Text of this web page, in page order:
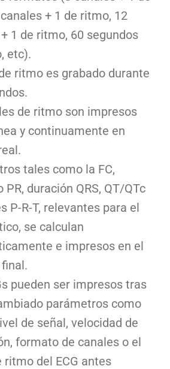
+ 1 de ritmo, 12
1 de ritmo, 60 segundos
etc).
ritmo es grabado durante
de ritmo son impresos
y continuamente en
tales como la FC,
PR, duración QRS, QT/QTc
P-R-T, relevantes para el
se calculan
e impresos en el
pueden ser impresos tras
parámetros como
de señal, velocidad de
formato de canales o el
ritmo del ECG antes